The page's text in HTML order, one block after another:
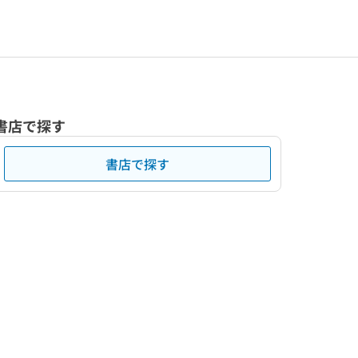
店で探す
書店で探す